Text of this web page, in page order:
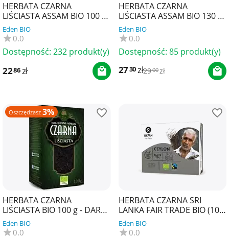
HERBATA CZARNA
LIŚCIASTA ASSAM BIO 100 g
- LEBENSBAUM
Eden BIO
0.0
Dostępność: 232 produkt(y)
2286zł
HERBATA CZARNA
LIŚCIASTA ASSAM BIO 130 g
- ECOBLIK
Eden BIO
0.0
Dostępność: 85 produkt(y)
2730zł2900zł
Oszczędzasz 3%
HERBATA CZARNA
LIŚCIASTA BIO 100 g - DARY
NATURY
Eden BIO
0.0
HERBATA CZARNA SRI
LANKA FAIR TRADE BIO (100
x 1,8 g) 180 g - OXFAM
Eden BIO
0.0